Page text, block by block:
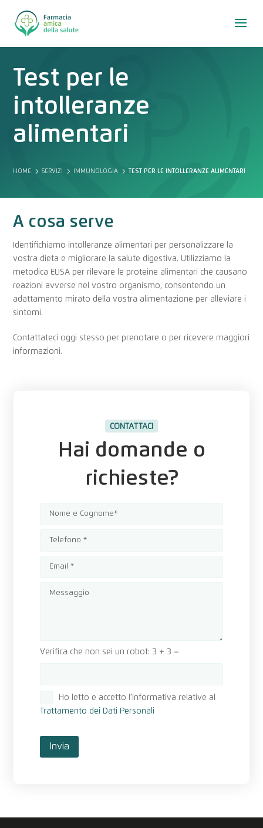
Test per le
intolleranze
alimentari
HOME 5 SERVIZI 5 IMMUNOLOGIA 5 TEST PER LE INTOLLERANZE ALIMENTARI
A cosa serve
Identifichiamo intolleranze alimentari per personalizzare la
vostra dieta e migliorare la salute digestiva. Utilizziamo la
metodica ELISA per rilevare le proteine alimentari che causano
reazioni avverse nel vostro organismo, consentendo un
adattamento mirato della vostra alimentazione per alleviare i
sintomi.
Contattateci oggi stesso per prenotare o per ricevere maggiori
informazioni.
CONTATTACI
Hai domande o
richieste?
Verifica che non sei un robot: 3 + 3 =
Ho letto e accetto l’informativa relative al
Trattamento dei Dati Personali
Invia